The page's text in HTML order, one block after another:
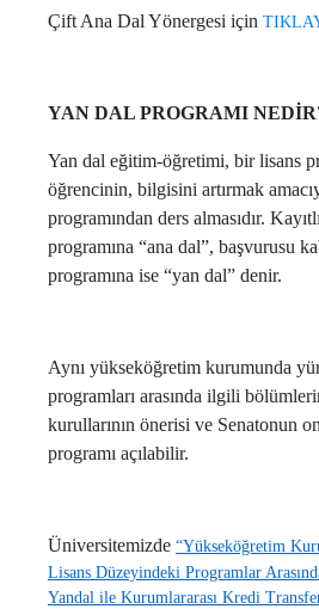
Çift Ana Dal Yönergesi için
YAN DAL PROGRAMI
Yan dal eğitim-öğretimi, bir lisans
öğrencinin, bilgisini artırmak
programından ders almasıdır.
programına “ana dal”, başvurusu
programına ise “yan dal” denir.
Aynı yükseköğretim kurumunda
programları arasında ilgili
kurullarının önerisi ve Senatonun
programı açılabilir.
Üniversitemizde “Yükseköğretim
Lisans Düzeyindeki Programlar
Yandal ile Kurumlararası Kredi